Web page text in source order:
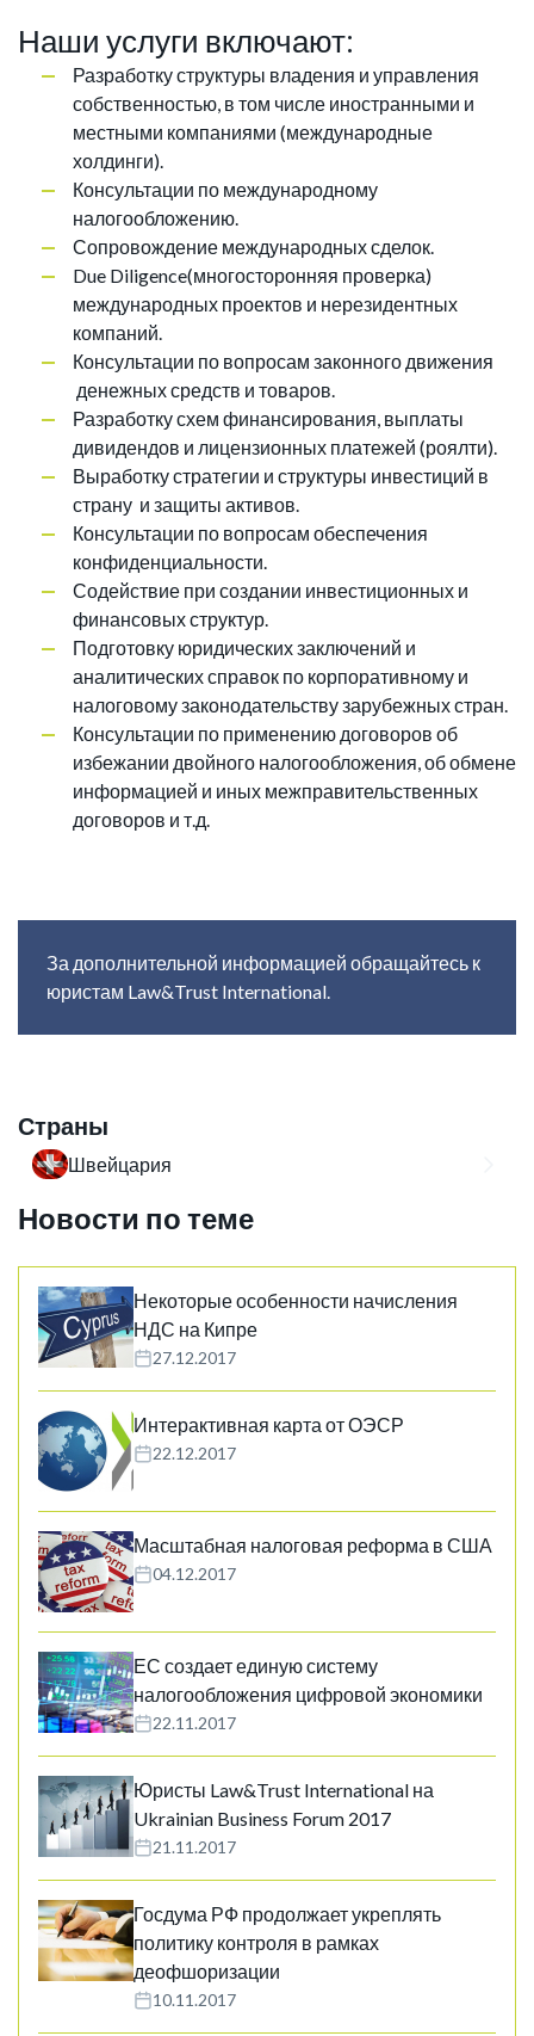
Наши услуги включают:
Разработку структуры владения и управления
собственностью, в том числе иностранными и
местными компаниями (международные
холдинги).
Консультации по международному
налогообложению.
Сопровождение международных сделок.
Due Diligence(многосторонняя проверка)
международных проектов и нерезидентных
компаний.
Консультации по вопросам законного движения
денежных средств и товаров.
Разработку схем финансирования, выплаты
дивидендов и лицензионных платежей (роялти).
Выработку стратегии и структуры инвестиций в
страну и защиты активов.
Консультации по вопросам обеспечения
конфиденциальности.
Содействие при создании инвестиционных и
финансовых структур.
Подготовку юридических заключений и
аналитических справок по корпоративному и
налоговому законодательству зарубежных стран.
Консультации по применению договоров об
избежании двойного налогообложения, об обмене
информацией и иных межправительственных
договоров и т.д.
За дополнительной информацией обращайтесь к
юристам Law&Trust International.
Страны
Швейцария
Новости по теме
Некоторые особенности начисления
НДС на Кипре
27.12.2017
Интерактивная карта от ОЭСР
22.12.2017
Масштабная налоговая реформа в США
04.12.2017
ЕС создает единую систему
налогообложения цифровой экономики
22.11.2017
Юристы Law&Trust International на
Ukrainian Business Forum 2017
21.11.2017
Госдума РФ продолжает укреплять
политику контроля в рамках
деофшоризации
10.11.2017